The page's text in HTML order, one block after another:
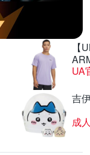
【
UA
吉